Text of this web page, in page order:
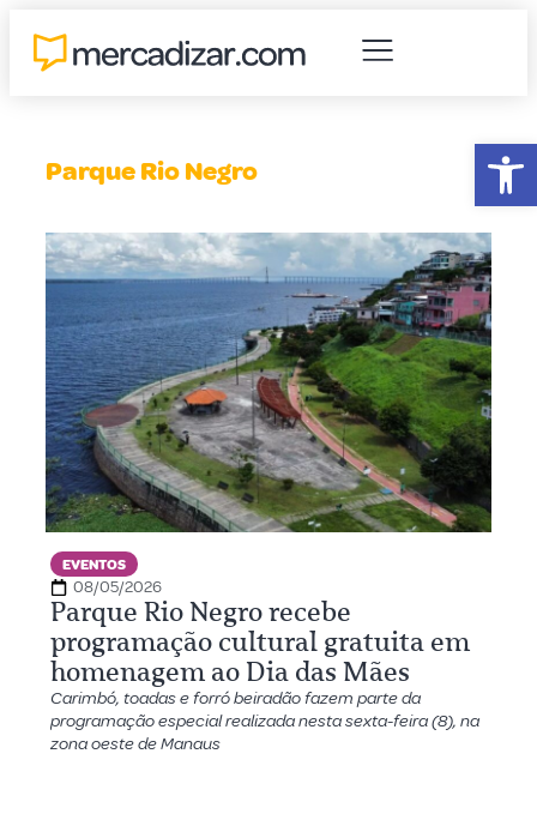
Parque Rio Negro
EVENTOS
08/05/2026
Parque Rio Negro recebe
programação cultural gratuita em
homenagem ao Dia das Mães
Carimbó, toadas e forró beiradão fazem parte da
programação especial realizada nesta sexta-feira (8), na
zona oeste de Manaus